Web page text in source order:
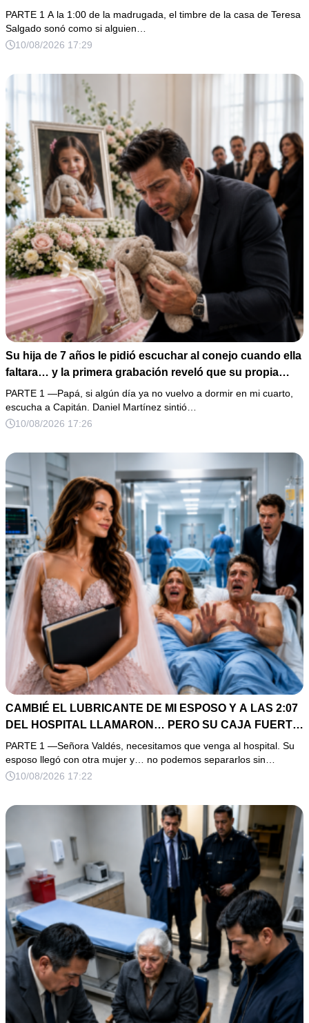
homicidios
PARTE 1 A la 1:00 de la madrugada, el timbre de la casa de Teresa
Salgado sonó como si alguien…
10/08/2026 17:29
Su hija de 7 años le pidió escuchar al conejo cuando ella
faltara… y la primera grabación reveló que su propia
familia ganaba dinero con su enfermedad
PARTE 1 —Papá, si algún día ya no vuelvo a dormir en mi cuarto,
escucha a Capitán. Daniel Martínez sintió…
10/08/2026 17:26
CAMBIÉ EL LUBRICANTE DE MI ESPOSO Y A LAS 2:07
DEL HOSPITAL LLAMARON… PERO SU CAJA FUERTE
ESCONDÍA ALGO PEOR
PARTE 1 —Señora Valdés, necesitamos que venga al hospital. Su
esposo llegó con otra mujer y… no podemos separarlos sin…
10/08/2026 17:22